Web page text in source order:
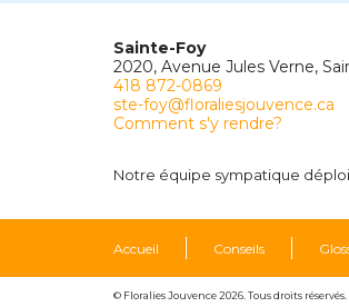
Sainte-Foy
2020, Avenue Jules Verne,
418 872-0869
ste-foy@floraliesjouvence.ca
Comment s'y rendre?
Notre équipe sympatique
Accueil Conseils
© Floralies Jouvence 2026. Tous droits réservés.